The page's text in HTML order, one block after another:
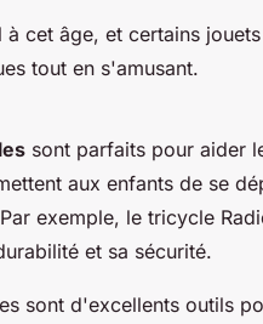
cet âge, et certains
tout en s'amusant.
sont parfaits pour aider
aux enfants de se
exemple, le tricycle
et sa sécurité.
sont d'excellents outils